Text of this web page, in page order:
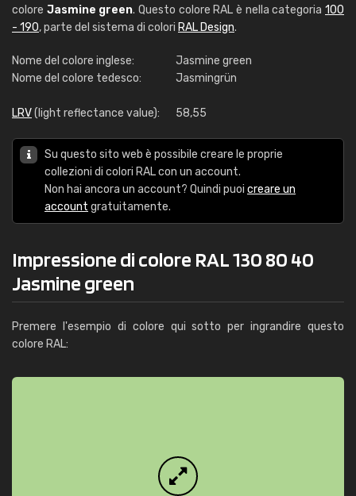
colore Jasmine green. Questo colore RAL è nella categoria100
- 190, parte del sistema di colori RAL Design.
Nome del colore inglese:
Jasmine green
Nome del colore tedesco:
Jasmingrün
LRV(light reflectance value): 58,55
Su questo sito web è possibile creare le proprie
collezioni di colori RAL con un account.
Non hai ancora un account? Quindi puoi creare un
account gratuitamente.
Impressione di colore RAL 130 80 40
Jasmine green
Premere l'esempio di colore qui sotto per ingrandire questo
colore RAL: